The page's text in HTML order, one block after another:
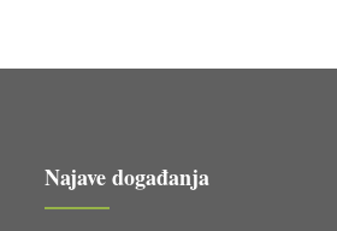
Najave događanja